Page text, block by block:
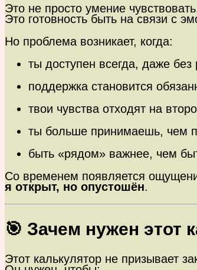
Это не просто умение
Это готовность быть на связи с
Но проблема возникает, когда:
ты доступен всегда, даже без
поддержка становится
твои чувства отходят на
ты больше принимаешь, чем
быть «рядом» важнее, чем
Со временем появляется
я открыт, но опустошён.
🎯 Зачем нужен этот
Этот калькулятор не призывает